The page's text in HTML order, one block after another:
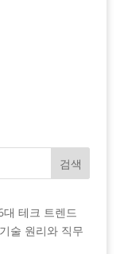
검색
테크 트렌드
술 원리와 직무